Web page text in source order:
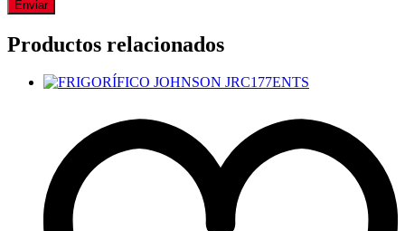
Productos relacionados